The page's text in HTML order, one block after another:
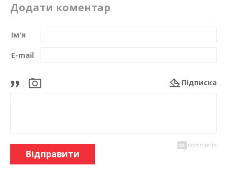
Додати коментар
Ім'я
E-mail
Підписка
Відправити